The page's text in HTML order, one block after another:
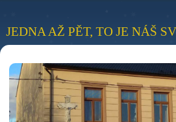
JEDNA AŽ PĚT, TO JE NÁŠ